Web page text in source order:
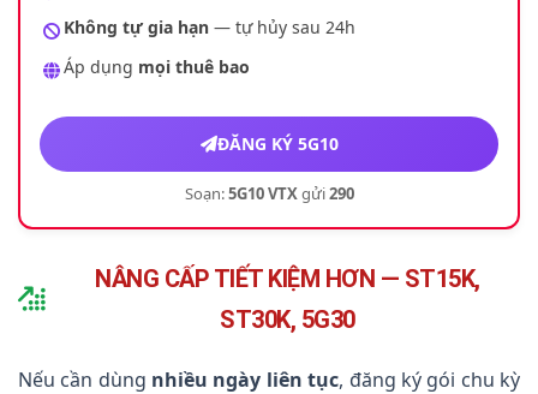
Không tự gia hạn — tự hủy sau 24h
Áp dụng mọi thuê bao
ĐĂNG KÝ 5G10
Soạn:5G10 VTXgửi290
NÂNG CẤP TIẾT KIỆM HƠN — ST15K,
ST30K, 5G30
Nếu cần dùng nhiều ngày liên tục, đăng ký gói chu kỳ